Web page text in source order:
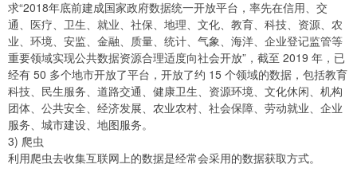
求“2018年底前建成国家政府数据统一开放平台，率先在信用、交
通、医疗、卫生、就业、社保、地理、文化、教育、科技、资源、农
业、环境、安监、金融、质量、统计、气象、海洋、企业登记监管等
重要领域实现公共数据资源合理适度向社会开放”，截至 2019 年，已
经有 50 多个地市开放了平台，开放了约 15 个领域的数据，包括教育
科技、民生服务、道路交通、健康卫生、资源环境、文化休闲、机构
团体、公共安全、经济发展、农业农村、社会保障、劳动就业、企业
服务、城市建设、地图服务。
3) 爬虫
利用爬虫去收集互联网上的数据是经常会采用的数据获取方式。